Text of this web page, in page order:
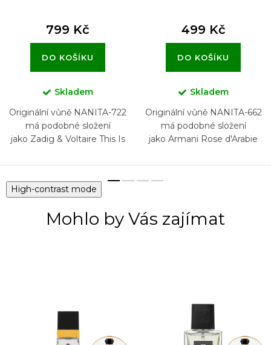
799 Kč
DO KOŠÍKU
Skladem
Originální vůně NANITA-722
má podobné složení
jako Zadig & Voltaire This Is
499 Kč
DO KOŠÍKU
Skladem
Originální vůně NANITA-662
má podobné složení
jako Armani Rose d'Arabie
High-contrast mode
Mohlo by Vás zajímat